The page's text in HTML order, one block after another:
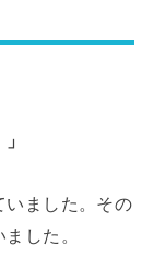
いました。その
した。